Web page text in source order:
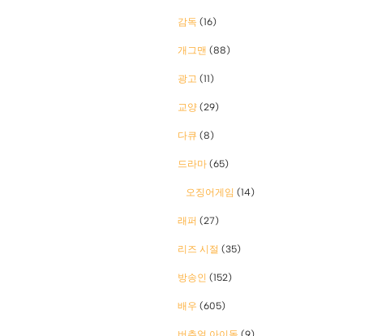
감독 (16)
개그맨 (88)
광고 (11)
교양 (29)
다큐 (8)
드라마 (65)
오징어게임 (14)
래퍼 (27)
리즈 시절 (35)
방송인 (152)
배우 (605)